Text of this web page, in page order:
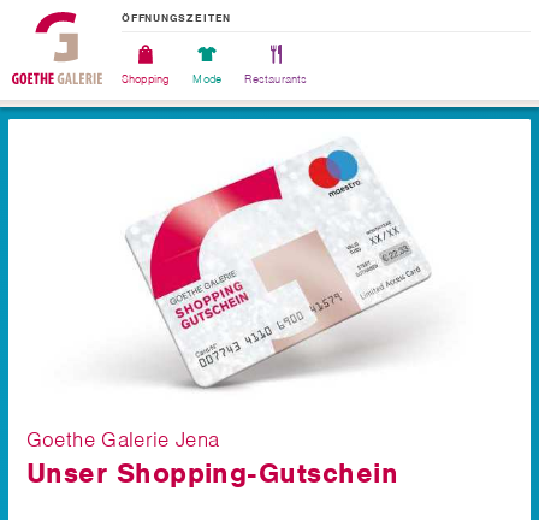
ÖFFNUNGSZEITEN
Shopping Mode Restaurants
Goethe Galerie Jena
Unser Shopping-Gutschein